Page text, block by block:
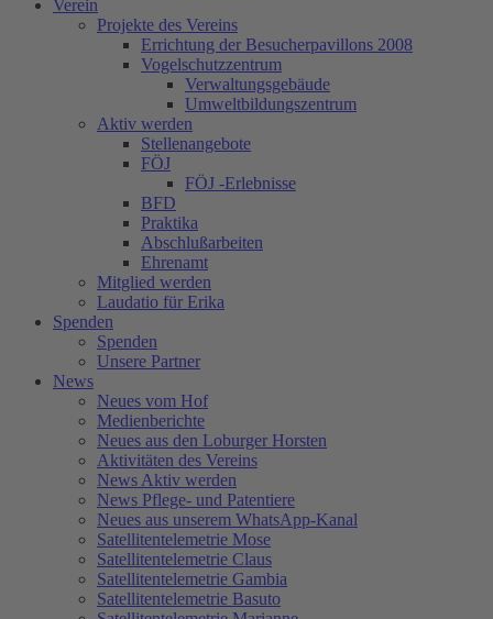
Verein
Projekte des Vereins
Errichtung der Besucherpavillons 2008
Vogelschutzzentrum
Verwaltungsgebäude
Umweltbildungszentrum
Aktiv werden
Stellenangebote
FÖJ
FÖJ -Erlebnisse
BFD
Praktika
Abschlußarbeiten
Ehrenamt
Mitglied werden
Laudatio für Erika
Spenden
Spenden
Unsere Partner
News
Neues vom Hof
Medienberichte
Neues aus den Loburger Horsten
Aktivitäten des Vereins
News Aktiv werden
News Pflege- und Patentiere
Neues aus unserem WhatsApp-Kanal
Satellitentelemetrie Mose
Satellitentelemetrie Claus
Satellitentelemetrie Gambia
Satellitentelemetrie Basuto